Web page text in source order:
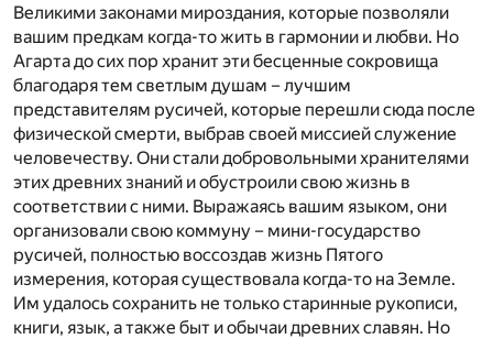
Великими законами мироздания, которые позволяли
вашим предкам когда-то жить в гармонии и любви. Но
Агарта до сих пор хранит эти бесценные сокровища
благодаря тем светлым душам – лучшим
представителям русичей, которые перешли сюда после
физической смерти, выбрав своей миссией служение
человечеству. Они стали добровольными хранителями
этих древних знаний и обустроили свою жизнь в
соответствии с ними. Выражаясь вашим языком, они
организовали свою коммуну – мини-государство
русичей, полностью воссоздав жизнь Пятого
измерения, которая существовала когда-то на Земле.
Им удалось сохранить не только старинные рукописи,
книги, язык, а также быт и обычаи древних славян. Но